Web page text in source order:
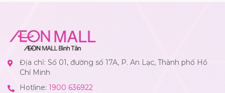
Địa chỉ: Số 01, đường số 17A, P. An Lạc, Thành phố Hồ
Chí Minh
Hotline: 1900 636922